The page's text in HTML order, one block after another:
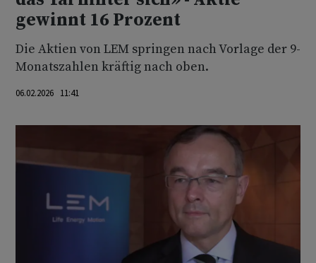
gewinnt 16 Prozent
Die Aktien von LEM springen nach Vorlage der 9-
Monatszahlen kräftig nach oben.
06.02.2026 11:41